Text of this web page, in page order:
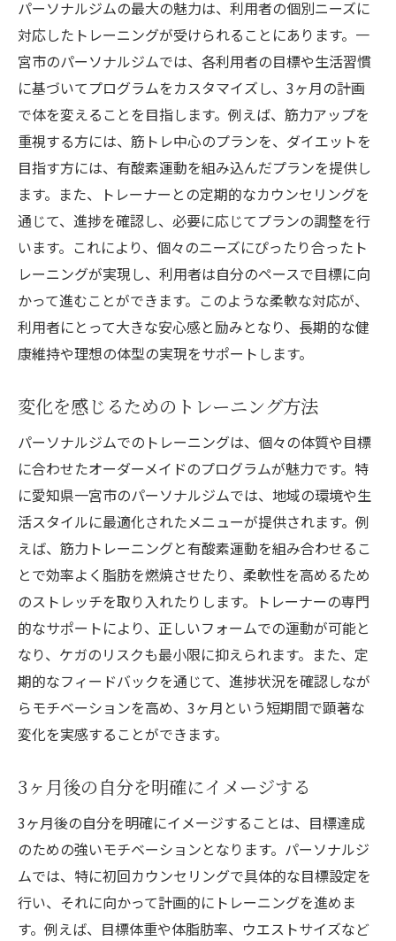
パーソナルジムの最大の魅力は、利用者の個別ニーズに
対応したトレーニングが受けられることにあります。一
宮市のパーソナルジムでは、各利用者の目標や生活習慣
に基づいてプログラムをカスタマイズし、3ヶ月の計画
で体を変えることを目指します。例えば、筋力アップを
重視する方には、筋トレ中心のプランを、ダイエットを
目指す方には、有酸素運動を組み込んだプランを提供し
ます。また、トレーナーとの定期的なカウンセリングを
通じて、進捗を確認し、必要に応じてプランの調整を行
います。これにより、個々のニーズにぴったり合ったト
レーニングが実現し、利用者は自分のペースで目標に向
かって進むことができます。このような柔軟な対応が、
利用者にとって大きな安心感と励みとなり、長期的な健
康維持や理想の体型の実現をサポートします。
変化を感じるためのトレーニング方法
パーソナルジムでのトレーニングは、個々の体質や目標
に合わせたオーダーメイドのプログラムが魅力です。特
に愛知県一宮市のパーソナルジムでは、地域の環境や生
活スタイルに最適化されたメニューが提供されます。例
えば、筋力トレーニングと有酸素運動を組み合わせるこ
とで効率よく脂肪を燃焼させたり、柔軟性を高めるため
のストレッチを取り入れたりします。トレーナーの専門
的なサポートにより、正しいフォームでの運動が可能と
なり、ケガのリスクも最小限に抑えられます。また、定
期的なフィードバックを通じて、進捗状況を確認しなが
らモチベーションを高め、3ヶ月という短期間で顕著な
変化を実感することができます。
3ヶ月後の自分を明確にイメージする
3ヶ月後の自分を明確にイメージすることは、目標達成
のための強いモチベーションとなります。パーソナルジ
ムでは、特に初回カウンセリングで具体的な目標設定を
行い、それに向かって計画的にトレーニングを進めま
す。例えば、目標体重や体脂肪率、ウエストサイズなど